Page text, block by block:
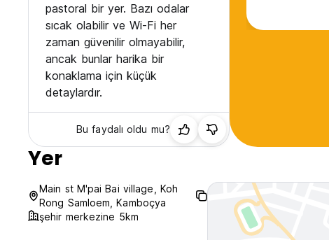
pastoral bir yer. Bazı odalar
sıcak olabilir ve Wi-Fi her
zaman güvenilir olmayabilir,
ancak bunlar harika bir
konaklama için küçük
detaylardır.
Bu faydalı oldu mu?
Yer
Main st M'pai Bai village, Koh
Rong Samloem, Kamboçya
şehir merkezine 5km